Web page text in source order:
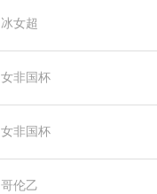
冰女超
女非国杯
女非国杯
哥伦乙